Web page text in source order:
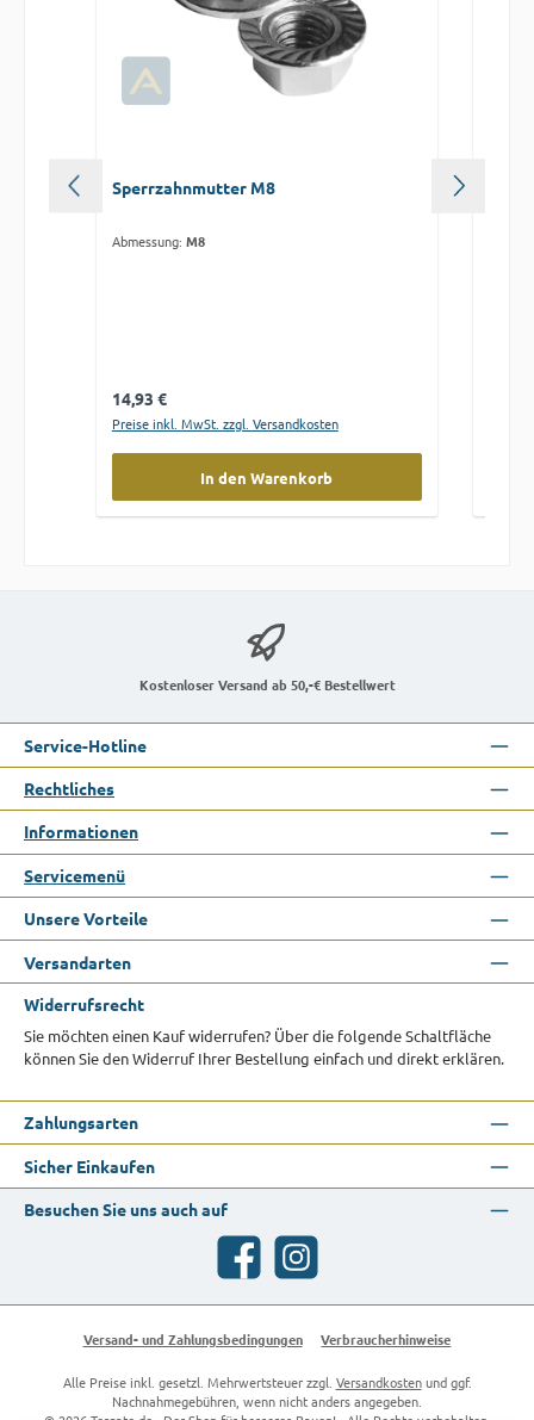
Sperrzahnmutter M8
Abmessung: M8
Regulärer Preis:
14,93 €
Preise inkl. MwSt. zzgl. Versandkosten
In den Warenkorb
Kostenloser Versand ab 50,-€ Bestellwert
Service-Hotline
Rechtliches
Informationen
Servicemenü
Unsere Vorteile
Versandarten
Widerrufsrecht
Sie möchten einen Kauf widerrufen? Über die folgende Schaltfläche
können Sie den Widerruf Ihrer Bestellung einfach und direkt erklären.
Zahlungsarten
Sicher Einkaufen
Besuchen Sie uns auch auf
Facebook Instagram
Versand- und Zahlungsbedingungen Verbraucherhinweise
Alle Preise inkl. gesetzl. Mehrwertsteuer zzgl. Versandkostenund ggf.
Nachnahmegebühren, wenn nicht anders angegeben.